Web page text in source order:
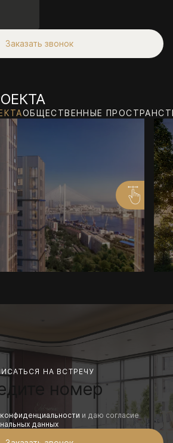
Заказать звонок
ОБЩЕСТВЕННЫЕ
НА ВСТРЕЧУ
и даю согласие
данных